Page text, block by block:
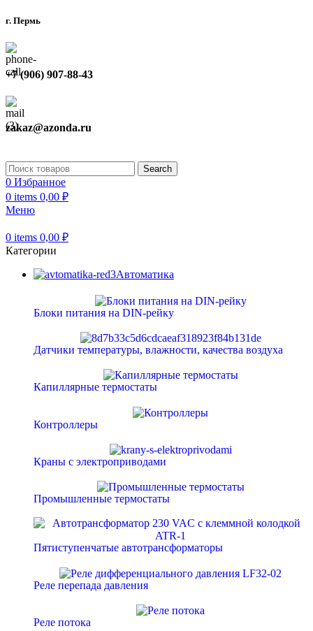
г. Пермь
+7 (906) 907-88-43
zakaz@azonda.ru
Search
0 Избранное
0 items 0,00 ₽
Меню
0 items 0,00 ₽
Категории
Автоматика
Блоки питания на DIN-рейку
Датчики температуры, влажности, качества воздуха
Капиллярные термостаты
Контроллеры
Краны с электроприводами
Промышленные термостаты
Пятиступенчатые автотрансформаторы
Реле перепада давления
Реле потока